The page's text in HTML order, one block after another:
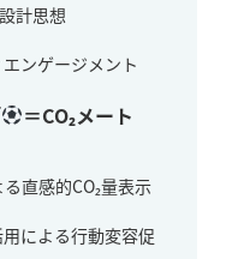
計思想
ンゲージメント
＝CO₂メート
直感的CO₂量表示
による行動変容促